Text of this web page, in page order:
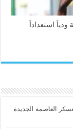
ودياً استعداداً
العاصمة الجديدة